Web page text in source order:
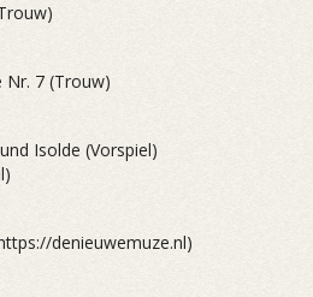
Nr. 7 (Trouw)
Isolde (Vorspiel)
denieuwemuze.nl)